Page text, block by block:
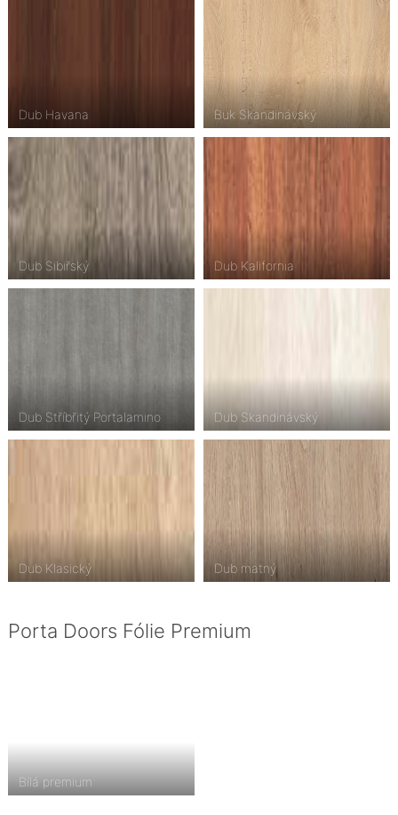
Dub Havana Buk Skandinávský
Dub Sibiřský Dub Kalifornia
Dub Stříbřitý Portalamino Dub Skandinávský
Dub Klasický Dub matný
Porta Doors Fólie Premium
Bílá premium